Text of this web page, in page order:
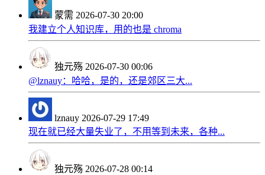
蒙需 2026-07-30 20:00
我建立个人知识库，用的也是 chroma
独元殇 2026-07-30 00:06
@lznauy：哈哈，是的，还是郊区三大...
lznauy 2026-07-29 17:49
现在就已经大量失业了，不用等到未来，各种...
独元殇 2026-07-28 00:14